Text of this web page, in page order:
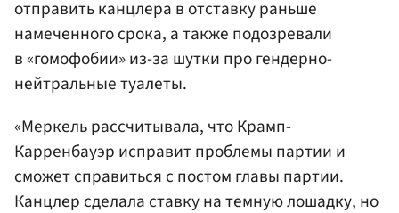
отправить канцлера в отставку раньше
намеченного срока, а также подозревали
в «гомофобии» из-за шутки про гендерно-
нейтральные туалеты.
«Меркель рассчитывала, что Крамп-
Карренбауэр исправит проблемы партии и
сможет справиться с постом главы партии.
Канцлер сделала ставку на темную лошадку, но